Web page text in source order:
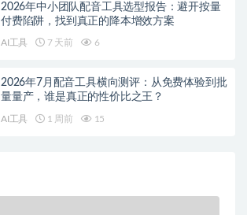
2026年中小团队配音工具选型报告：避开按量
付费陷阱，找到真正的降本增效方案
AI工具 7 天前 6
2026年7月配音工具横向测评：从免费体验到批
量量产，谁是真正的性价比之王？
AI工具 1 周前 15